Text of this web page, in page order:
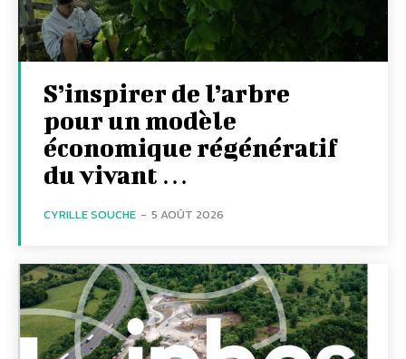
S’inspirer de l’arbre
pour un modèle
économique régénératif
du vivant …
CYRILLE SOUCHE - 5 AOÛT 2026